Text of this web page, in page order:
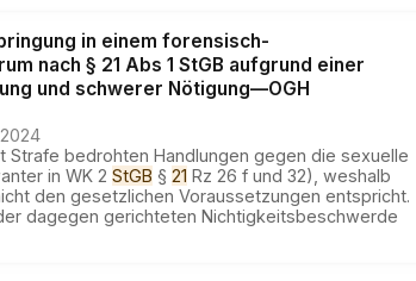
in einem forensisch-
nach § 21 Abs 1 StGB aufgrund einer
und schwerer Nötigung—OGH
Strafe bedrohten Handlungen gegen die sexuelle
in WK 2 StGB § 21 Rz 26 f und 32), weshalb
den gesetzlichen Voraussetzungen entspricht.
dagegen gerichteten Nichtigkeitsbeschwerde